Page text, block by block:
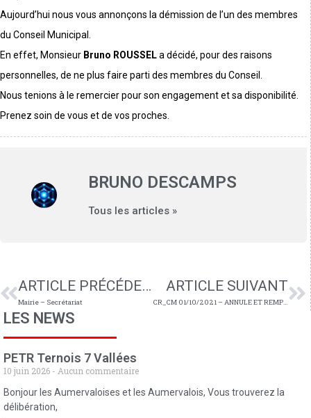
Aujourd’hui nous vous annonçons la démission de l’un des membres
du Conseil Municipal.
En effet, Monsieur Bruno ROUSSELa décidé, pour des raisons
personnelles, de ne plus faire parti des membres du Conseil.
Nous tenions à le remercier pour son engagement et sa disponibilité.
Prenez soin de vous et de vos proches.
BRUNO DESCAMPS
Tous les articles »
ARTICLE PRÉCÉDENT
Mairie – Secrétariat
ARTICLE SUIVANT
CR_CM 01/10/2021 – ANNULE ET REMPLACE
LES NEWS
PETR Ternois 7 Vallées
10 juin 2026
Aucun commentaire
Bonjour les Aumervaloises et les Aumervalois, Vous trouverez la
délibération,